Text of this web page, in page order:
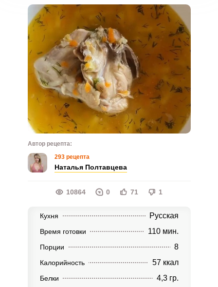
Автор рецепта:
293 рецепта
Наталья Полтавцева
10864 0 71 1
Кухня Русская
Время готовки 110 мин.
Порции 8
Калорийность 57 ккал
Белки 4,3 гр.